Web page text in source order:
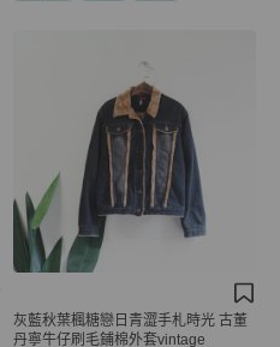
灰藍秋葉楓糖戀日青澀手札時光 古董
丹寧牛仔刷毛鋪棉外套vintage